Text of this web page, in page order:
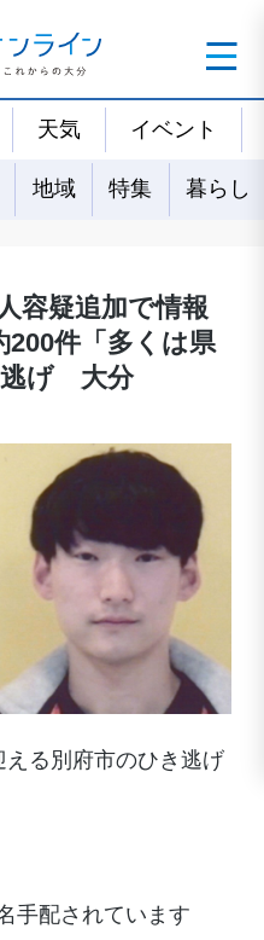
天気 イベント
地域 特集 暮らし
容疑追加で情報
件「多くは県
げ 大分
る別府市のひき逃げ
手配されています